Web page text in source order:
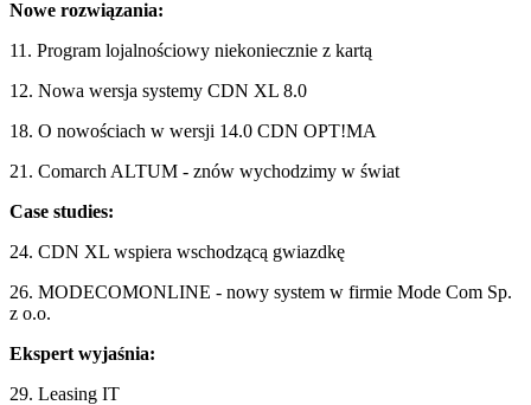
Nowe rozwiązania:
11. Program lojalnościowy niekoniecznie z kartą
12. Nowa wersja systemy CDN XL 8.0
18. O nowościach w wersji 14.0 CDN OPT!MA
21. Comarch ALTUM - znów wychodzimy w świat
Case studies:
24. CDN XL wspiera wschodzącą gwiazdkę
26. MODECOMONLINE - nowy system w firmie Mode Com Sp.
z o.o.
Ekspert wyjaśnia:
29. Leasing IT